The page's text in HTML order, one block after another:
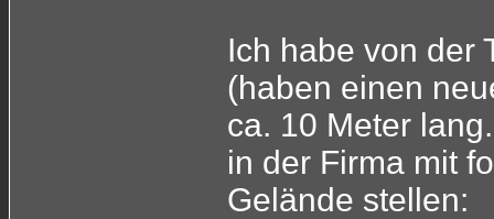
Ich habe von der
(haben einen
ca. 10 Meter
in der Firma mit
Gelände stellen: